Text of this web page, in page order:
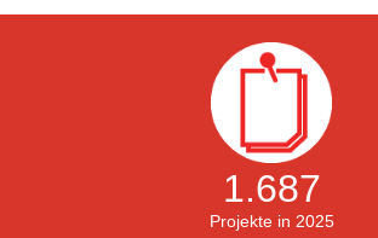
1.687
Projekte in 2025